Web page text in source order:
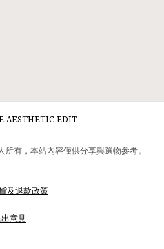
AESTHETIC EDIT
有，本站內容僅供分享與選物參考。
及退款政策
意見